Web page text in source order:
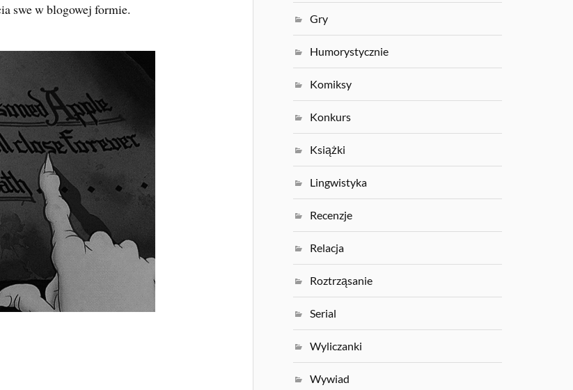
swe w blogowej formie.
Gry
Humorystycznie
Komiksy
Konkurs
Książki
Lingwistyka
Recenzje
Relacja
Roztrząsanie
Serial
Wyliczanki
Wywiad